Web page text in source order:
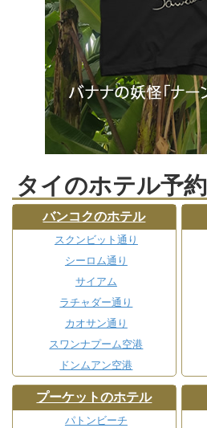
タイのホテル予約
バンコクのホテル
スクンビット通り
シーロム通り
サイアム
ラチャダー通り
カオサン通り
スワンナプーム空港
ドンムアン空港
プーケットのホテル
パトンビーチ